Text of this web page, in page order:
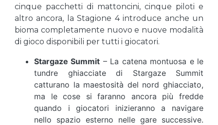
cinque pacchetti di mattoncini, cinque piloti e
altro ancora, la Stagione 4 introduce anche un
bioma completamente nuovo e nuove modalità
di gioco disponibili per tutti i giocatori.
Stargaze Summit – La catena montuosa e le
tundre ghiacciate di Stargaze Summit
catturano la maestosità del nord ghiacciato,
ma le cose si faranno ancora più fredde
quando i giocatori inizieranno a navigare
nello spazio esterno nelle gare successive.